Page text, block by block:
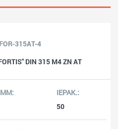
FOR-315AT-4
DIN 315 M4 ZN AT
50